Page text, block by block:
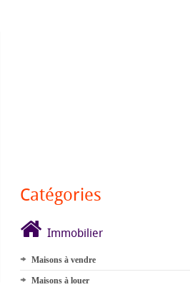
Catégories
Immobilier
Maisons à vendre
Maisons à louer